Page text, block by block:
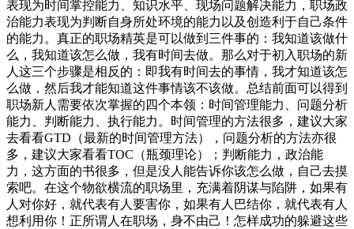
表现为时间掌控能力、知识水平、现场问题解决能力，职场政
治能力表现为判断自身所处环境的能力以及创造利于自己条件
的能力。真正的职场精英是可以做到三件事的：我知道该做什
么，我知道该怎么做，我有时间去做。那么对于初入职场的新
人这三个步骤是相反的：即我有时间去的事情，我才知道该怎
么做，然后我才能知道这件事情该不该做。总结前面可以得到
职场新人需要依次掌握的四个本领：时间管理能力、问题分析
能力、判断能力、执行能力。时间管理的方法很多，建议大家
去看看GTD（最新的时间管理方法），问题分析的方法亦很
多，建议大家看看TOC（瓶颈理论）；判断能力，政治能
力，这方面的书很多，但是没人能告诉你该怎么做，自己去摸
索吧。在这个物欲横流的职场里，充满着阴谋与陷阱，如果有
人对你好，就代表有人要害你，如果有人巴结你，就代表有人
想利用你！正所谓人在职场，身不由己！怎样成功的躲避这些